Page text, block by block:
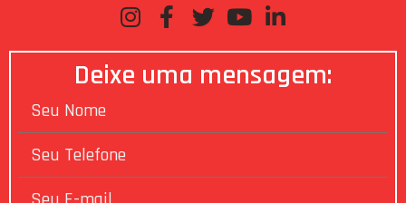
Deixe uma mensagem: